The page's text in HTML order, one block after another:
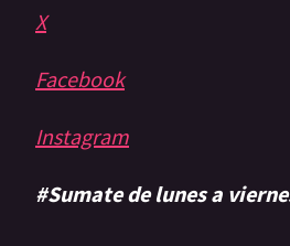
X
Facebook
Instagram
#Sumate de lunes a